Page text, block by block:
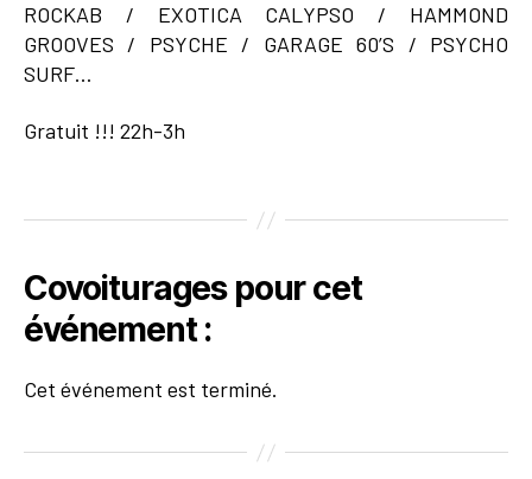
ROCKAB / EXOTICA CALYPSO / HAMMOND
GROOVES / PSYCHE / GARAGE 60’S / PSYCHO
SURF…
Gratuit !!! 22h-3h
Covoiturages pour cet
événement :
Cet événement est terminé.